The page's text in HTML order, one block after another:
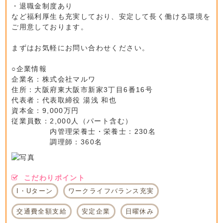
・退職金制度あり
など福利厚生も充実しており、安定して長く働ける環境を
ご用意しております。
まずはお気軽にお問い合わせください。
○企業情報
企業名：株式会社マルワ
住所：大阪府東大阪市新家3丁目6番16号
代表者：代表取締役 湯浅 和也
資本金：9,000万円
従業員数：2,000人（パート含む）
内管理栄養士・栄養士：230名
調理師：360名
こだわりポイント
I・Uターン ワークライフバランス充実
交通費全額支給 安定企業 日曜休み